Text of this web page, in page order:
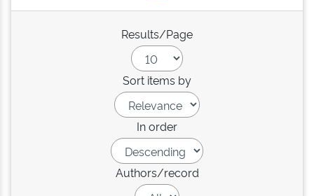
Results/Page
Sort items by
In order
Authors/record